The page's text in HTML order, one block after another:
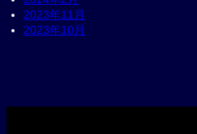
2023年11月
2023年10月